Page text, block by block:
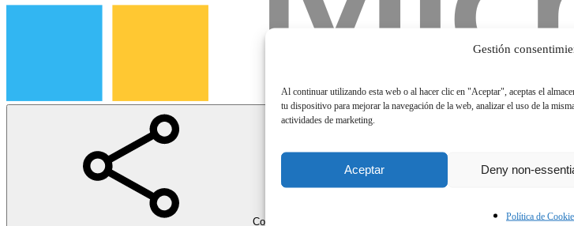
Gestión
Al continuar utilizando esta web o al hacer clic en "Aceptar", aceptas el
tu dispositivo para mejorar la navegación de la web, analizar el uso de la
actividades de marketing.
Aceptar Deny non-
Política de
Compartir